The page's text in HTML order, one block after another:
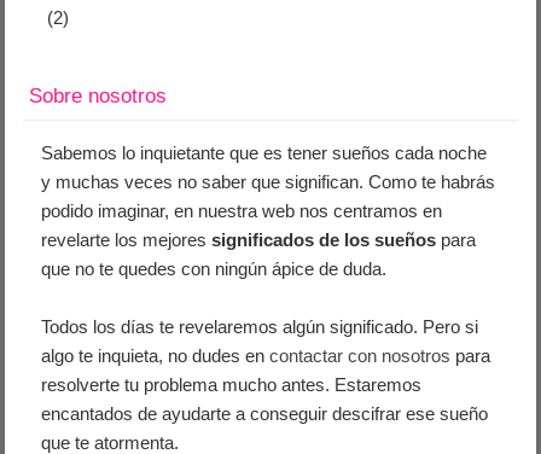
(2)
Sobre nosotros
Sabemos lo inquietante que es tener sueños cada noche
y muchas veces no saber que significan. Como te habrás
podido imaginar, en nuestra web nos centramos en
revelarte los mejoressignificados de los sueños para
que no te quedes con ningún ápice de duda.
Todos los días te revelaremos algún significado. Pero si
algo te inquieta, no dudes encontactar con nosotros para
resolverte tu problema mucho antes. Estaremos
encantados de ayudarte a conseguir descifrar ese sueño
que te atormenta.